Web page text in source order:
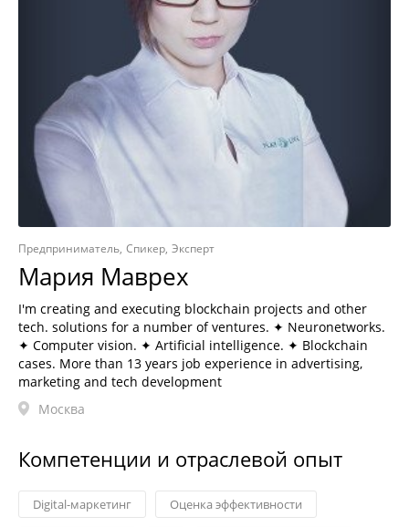
Предприниматель Спикер Эксперт
Мария Маврех
I'm creating and executing blockchain projects and other
tech. solutions for a number of ventures. ✦ Neuronetworks.
✦ Computer vision. ✦ Artificial intelligence. ✦ Blockchain
cases. More than 13 years job experience in advertising,
marketing and tech development
Москва
Компетенции и отраслевой опыт
Digital-маркетинг Оценка эффективности